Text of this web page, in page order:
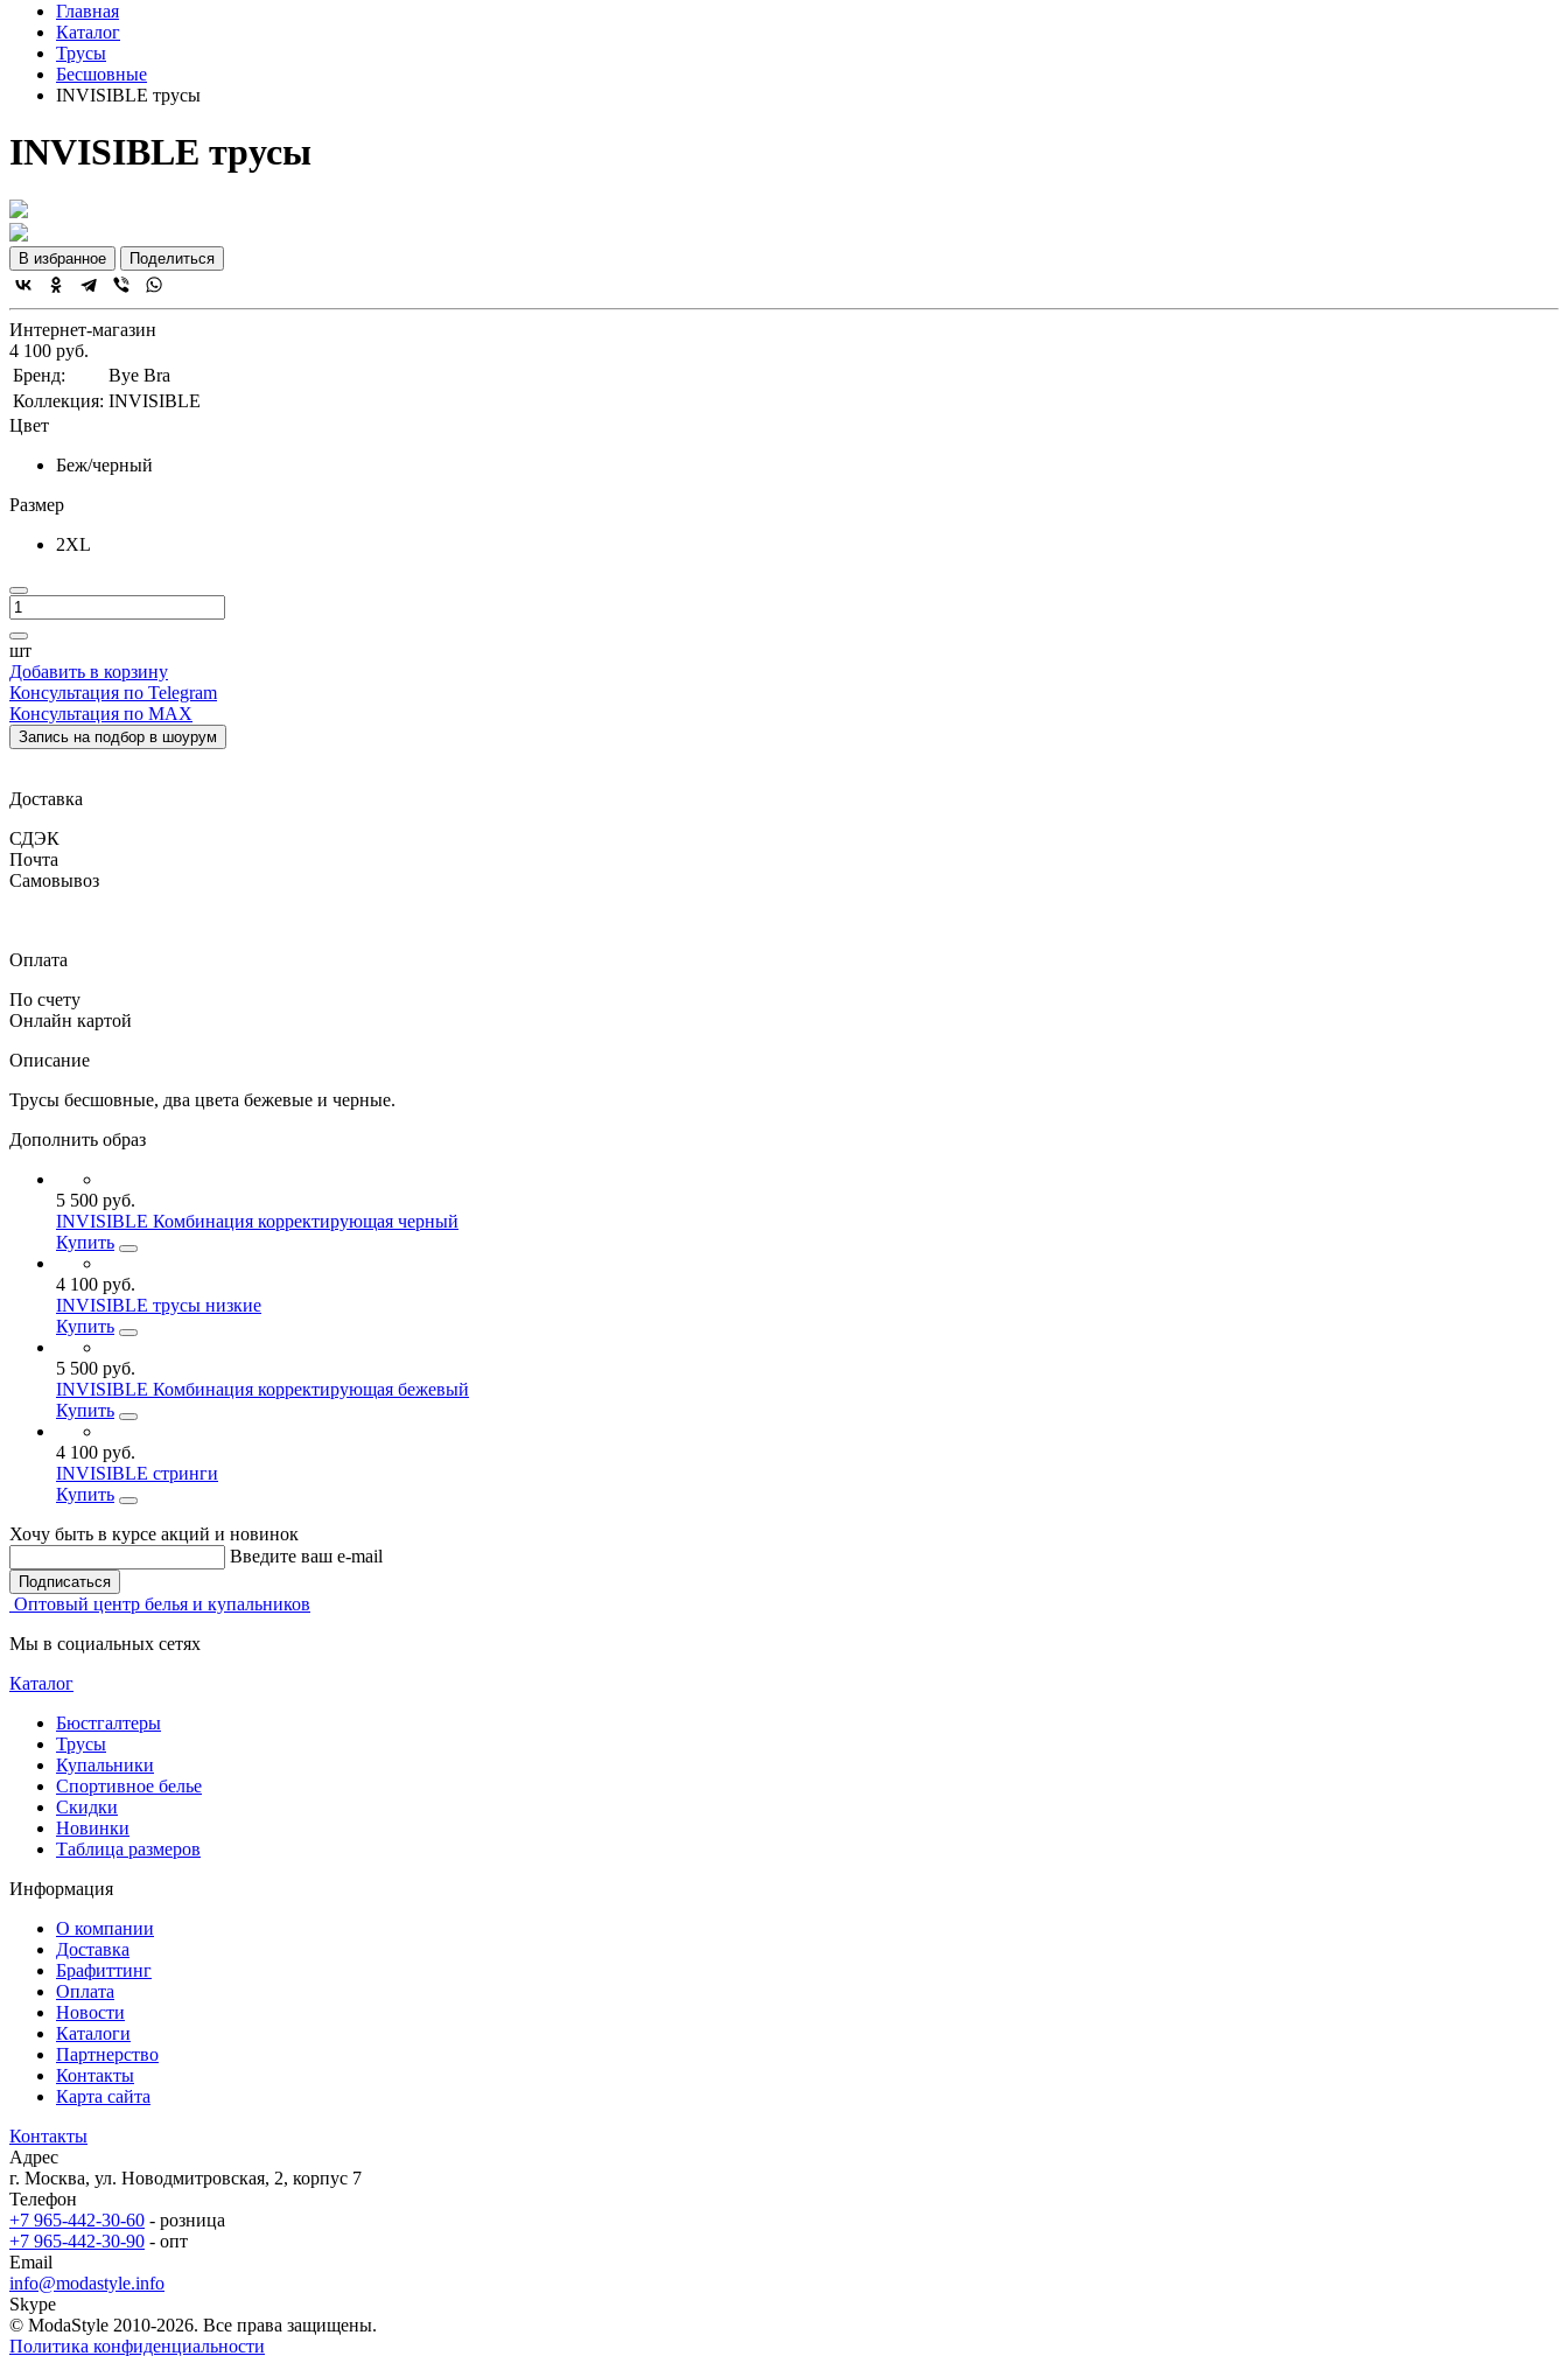
Главная
Каталог
Трусы
Бесшовные
INVISIBLE трусы
INVISIBLE трусы
В избранное Поделиться
Интернет-магазин
4 100 руб.
Бренд:
Bye Bra
Коллекция: INVISIBLE
Цвет
Беж/черный
Размер
2XL
шт
Добавить в корзину
Консультация по Telegram
Консультация по MAX
Запись на подбор в шоурум
Доставка
СДЭК
Почта
Самовывоз
Оплата
По счету
Онлайн картой
Описание
Трусы бесшовные, два цвета бежевые и черные.
Дополнить образ
5 500 руб.
INVISIBLE Комбинация корректирующая черный
Купить
4 100 руб.
INVISIBLE трусы низкие
Купить
5 500 руб.
INVISIBLE Комбинация корректирующая бежевый
Купить
4 100 руб.
INVISIBLE стринги
Купить
Хочу быть в курсе акций и новинок
Введите ваш e-mail
Подписаться
Оптовый центр белья и купальников
Мы в социальных сетях
Каталог
Бюстгалтеры
Трусы
Купальники
Спортивное белье
Скидки
Новинки
Таблица размеров
Информация
О компании
Доставка
Брафиттинг
Оплата
Новости
Каталоги
Партнерство
Контакты
Карта сайта
Контакты
Адрес
г. Москва, ул. Новодмитровская, 2, корпус 7
Телефон
+7 965-442-30-60 - розница
+7 965-442-30-90 - опт
Email
info@modastyle.info
Skype
© ModaStyle 2010-2026. Все права защищены.
Политика конфиденциальности